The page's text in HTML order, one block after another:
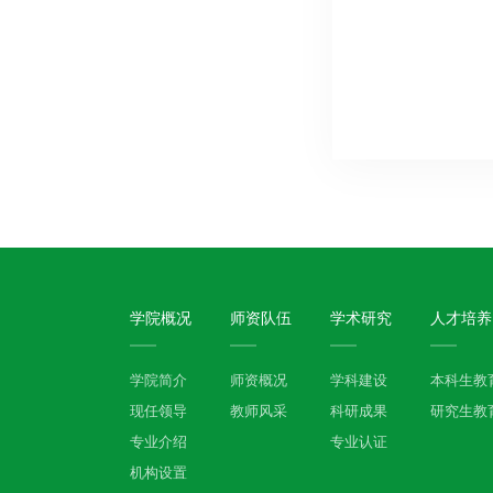
学院概况
学院简介
现任领导
专业介绍
机构设置
师资队伍
师资概况
教师风采
学术研究
学科建设
科研成果
专业认证
人才培养
本科生教
研究生教